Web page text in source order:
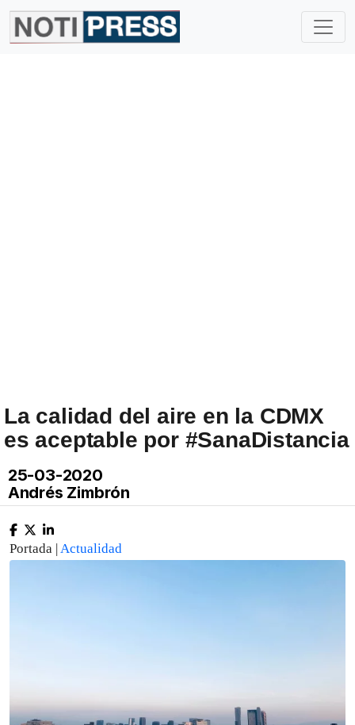
La calidad del aire en la CDMX
es aceptable por #SanaDistancia
25-03-2020
Andrés Zimbrón
Portada |Actualidad